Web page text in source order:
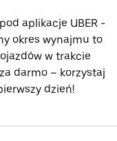
aplikacje UBER -
okres wynajmu to
w trakcie
darmo – korzystaj
dzień!